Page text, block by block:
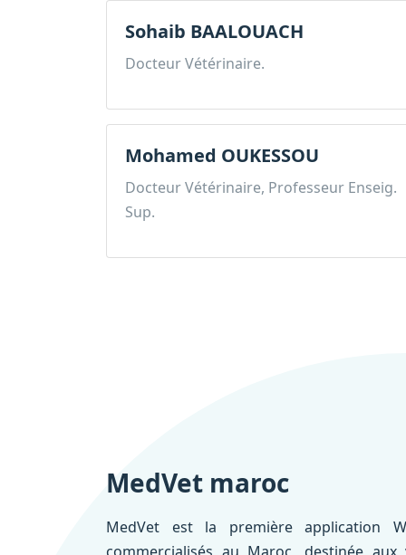
Sohaib BAALOUACH
Docteur Vétérinaire.
Mohamed OUKESSOU
Docteur Vétérinaire, Professeur Enseig.
Sup.
MedVet maroc
MedVet est la première application